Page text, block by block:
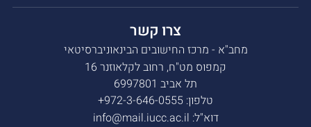
צרו קשר
מחב"א - מרכז החישובים הבינאוניברסיטאי
קמפוס מט"ח, רחוב לקלאוזנר 16
תל אביב 6997801
טלפון: 972-3-646-0555+
דוא"ל: info@mail.iucc.ac.il